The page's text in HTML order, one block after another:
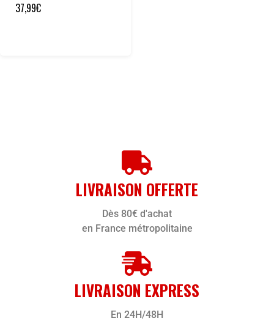
37,99€
LIVRAISON OFFERTE
Dès 80€ d'achat
en France métropolitaine
LIVRAISON EXPRESS
En 24H/48H